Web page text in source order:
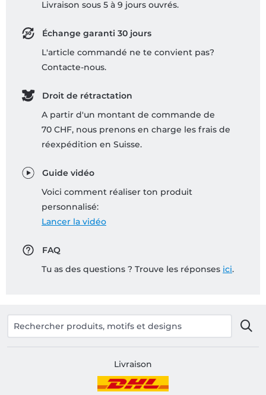
Livraison sous 5 à 9 jours ouvrés.
Échange garanti 30 jours
L'article commandé ne te convient pas?
Contacte-nous.
Droit de rétractation
A partir d'un montant de commande de
70 CHF, nous prenons en charge les frais de
réexpédition en Suisse.
Guide vidéo
Voici comment réaliser ton produit
personnalisé:
Lancer la vidéo
FAQ
Tu as des questions ? Trouve les réponses ici.
Livraison